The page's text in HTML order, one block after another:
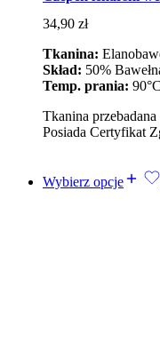
34,90 zł
Tkanina:
Skład: 50%
Temp. prania:
Tkanina
Posiada Certyfikat
Wybierz opcje